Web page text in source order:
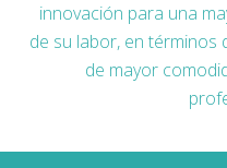
innovación para una
de su labor, en términos
de mayor